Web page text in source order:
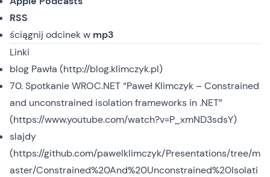
RSS
ściągnij odcinekw mp3
Linki
blog Pawła (http://blog.klimczyk.pl)
70. Spotkanie WROC.NET “Paweł Klimczyk – Constrained
and unconstrained isolation frameworks in .NET”
(https://www.youtube.com/watch?v=P_xmND3sdsY)
slajdy
(https://github.com/pawelklimczyk/Presentations/tree/m
aster/Constrained%20And%20Unconstrained%20Isolati